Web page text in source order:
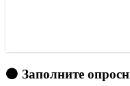
🟠 Заполните